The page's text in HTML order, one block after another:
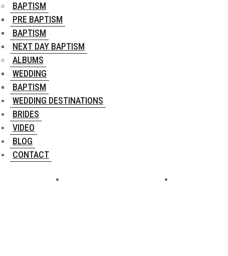
BAPTISM
PRE BAPTISM
BAPTISM
NEXT DAY BAPTISM
ALBUMS
WEDDING
BAPTISM
WEDDING DESTINATIONS
BRIDES
VIDEO
BLOG
CONTACT